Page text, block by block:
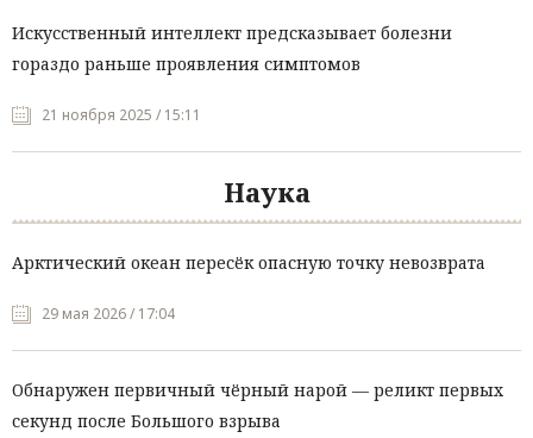
Искусственный интеллект предсказывает болезни
гораздо раньше проявления симптомов
21 ноября 2025 / 15:11
Наука
Арктический океан пересёк опасную точку невозврата
29 мая 2026 / 17:04
Обнаружен первичный чёрный нарой — реликт первых
секунд после Большого взрыва